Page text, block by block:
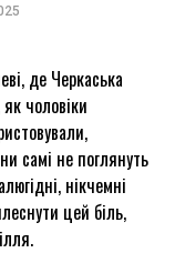
де Черкаська
чоловіки
самі не поглянуть
нікчемні
цей біль,